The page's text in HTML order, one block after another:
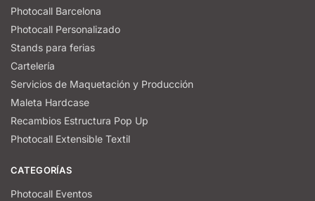
Photocall Barcelona
Photocall Personalizado
Stands para ferias
Cartelería
Servicios de Maquetación y Producción
Maleta Hardcase
Recambios Estructura Pop Up
Photocall Extensible Textil
CATEGORÍAS
Photocall Eventos